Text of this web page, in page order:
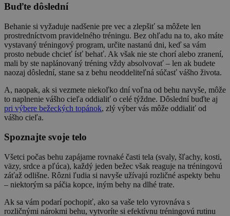
Buďte dôslední
Behanie si vyžaduje nadšenie pre vec a zlepšiť sa môžete len
prostredníctvom pravidelného tréningu. Bez ohľadu na to, ako máte
vystavaný tréningový program, určite nastanú dni, keď sa vám
prosto nebude chcieť ísť behať. Ak však nie ste chorí alebo zranení,
mali by ste naplánovaný tréning vždy absolvovať – len ak budete
naozaj dôslední, stane sa z behu neoddeliteľná súčasť vášho života.
A, naopak, ak si vezmete niekoľko dní voľna od behu navyše, môže
to naplnenie vášho cieľa oddialiť o celé týždne. Dôslední buďte aj
pri výbere bežeckých topánok, zlý výber vás môže oddialiť od
vášho cieľa.
Spoznajte svoje telo
Všetci počas behu zapájame rovnaké časti tela (svaly, šľachy, kosti,
väzy, srdce a pľúca), každý jeden bežec však reaguje na tréningovú
záťaž odlišne. Rôzni ľudia si navyše užívajú rozličné aspekty behu
– niektorým sa páčia kopce, iným behy na dlhé trate.
Ak sa vám podarí pochopiť, ako sa vaše telo vyrovnáva s
rozličnými nárokmi behu, vytvoríte si efektívnu tréningovú rutinu